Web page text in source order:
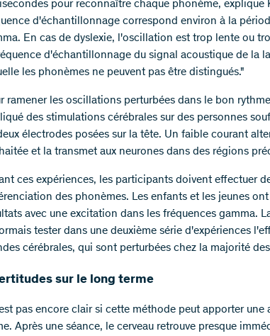
pour reconnaître chaque phonème, explique
d'échantillonnage correspond environ à la
En cas de dyslexie, l'oscillation est trop lente ou
d'échantillonnage du signal acoustique de la
les phonèmes ne peuvent pas être distingués."
ramener les oscillations perturbées dans le bon
des stimulations cérébrales sur des personnes
électrodes posées sur la tête. Un faible courant
et la transmet aux neurones dans des régions
ces expériences, les participants doivent effectuer
des phonèmes. Les enfants et les jeunes
avec une excitation dans les fréquences gamma.
tester dans une deuxième série d'expériences
cérébrales, qui sont perturbées chez la majorité
sur le long terme
pas encore clair si cette méthode peut apporter une
Après une séance, le cerveau retrouve presque